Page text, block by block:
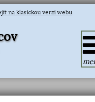
na klasickou verzi webu